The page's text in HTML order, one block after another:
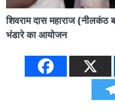
शिवराम दास महाराज (नीलकंठ
भंडारे का आयोजन